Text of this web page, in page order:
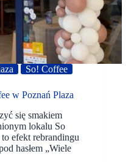
So! Coffee
w Poznań Plaza
się smakiem
lokalu So
efekt rebrandingu
hasłem „Wiele